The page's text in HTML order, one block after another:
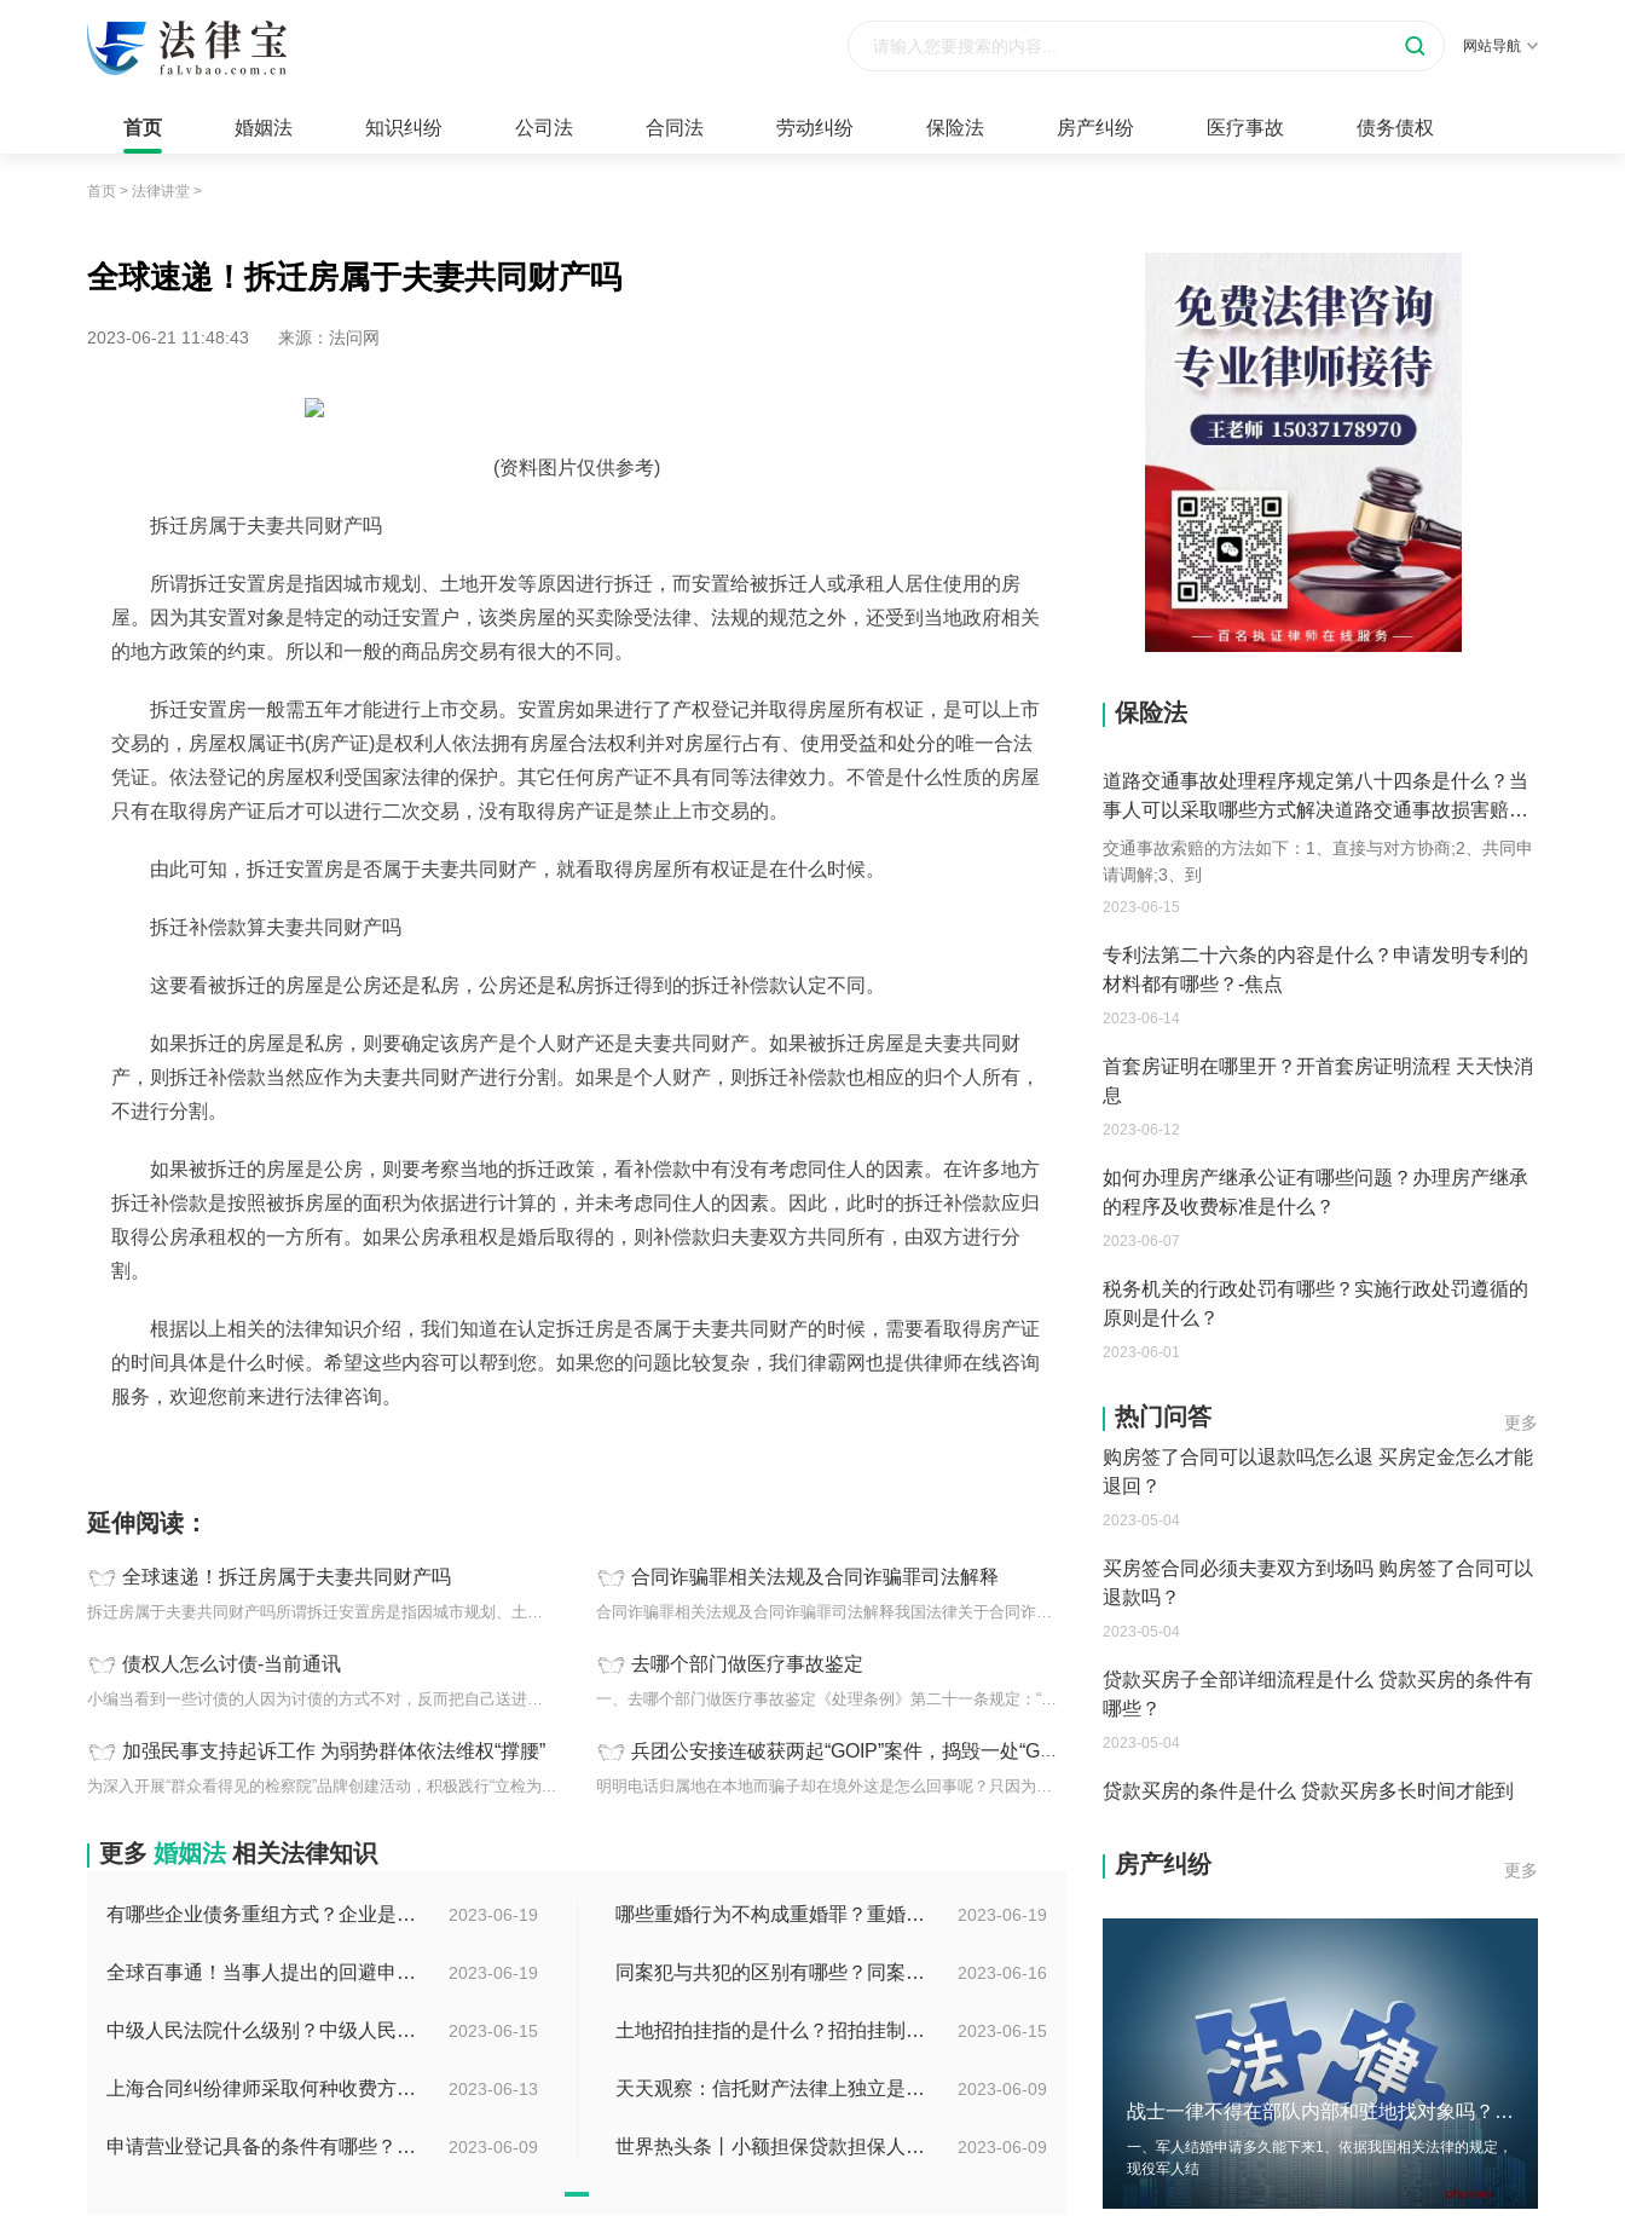
网站导航
首页 婚姻法 知识纠纷 公司法 合同法 劳动纠纷 保险法 房产纠纷 医疗事故 债务债权
首页 > 法律讲堂 >
全球速递！拆迁房属于夫妻共同财产吗
2023-06-21 11:48:43 来源：法问网
(资料图片仅供参考)
拆迁房属于夫妻共同财产吗
所谓拆迁安置房是指因城市规划、土地开发等原因进行拆迁，而安置给被拆迁人或承租人居住使用的房
屋。因为其安置对象是特定的动迁安置户，该类房屋的买卖除受法律、法规的规范之外，还受到当地政府相关
的地方政策的约束。所以和一般的商品房交易有很大的不同。
拆迁安置房一般需五年才能进行上市交易。安置房如果进行了产权登记并取得房屋所有权证，是可以上市
交易的，房屋权属证书(房产证)是权利人依法拥有房屋合法权利并对房屋行占有、使用受益和处分的唯一合法
凭证。依法登记的房屋权利受国家法律的保护。其它任何房产证不具有同等法律效力。不管是什么性质的房屋
只有在取得房产证后才可以进行二次交易，没有取得房产证是禁止上市交易的。
由此可知，拆迁安置房是否属于夫妻共同财产，就看取得房屋所有权证是在什么时候。
拆迁补偿款算夫妻共同财产吗
这要看被拆迁的房屋是公房还是私房，公房还是私房拆迁得到的拆迁补偿款认定不同。
如果拆迁的房屋是私房，则要确定该房产是个人财产还是夫妻共同财产。如果被拆迁房屋是夫妻共同财
产，则拆迁补偿款当然应作为夫妻共同财产进行分割。如果是个人财产，则拆迁补偿款也相应的归个人所有，
不进行分割。
如果被拆迁的房屋是公房，则要考察当地的拆迁政策，看补偿款中有没有考虑同住人的因素。在许多地方
拆迁补偿款是按照被拆房屋的面积为依据进行计算的，并未考虑同住人的因素。因此，此时的拆迁补偿款应归
取得公房承租权的一方所有。如果公房承租权是婚后取得的，则补偿款归夫妻双方共同所有，由双方进行分
割。
根据以上相关的法律知识介绍，我们知道在认定拆迁房是否属于夫妻共同财产的时候，需要看取得房产证
的时间具体是什么时候。希望这些内容可以帮到您。如果您的问题比较复杂，我们律霸网也提供律师在线咨询
服务，欢迎您前来进行法律咨询。
延伸阅读：
全球速递！拆迁房属于夫妻共同财产吗
拆迁房属于夫妻共同财产吗所谓拆迁安置房是指因城市规划、土地开发等原
合同诈骗罪相关法规及合同诈骗罪司法解释
合同诈骗罪相关法规及合同诈骗罪司法解释我国法律关于合同诈骗罪法规及
债权人怎么讨债-当前通讯
小编当看到一些讨债的人因为讨债的方式不对，反而把自己送进了监狱的新
去哪个部门做医疗事故鉴定
一、去哪个部门做医疗事故鉴定《处理条例》第二十一条规定：“设区...
加强民事支持起诉工作 为弱势群体依法维权“撑腰”
为深入开展“群众看得见的检察院”品牌创建活动，积极践行“立检为...
兵团公安接连破获两起“GOIP”案件，捣毁一处“GOIP”5人落网！
明明电话归属地在本地而骗子却在境外这是怎么回事呢？只因为存在这样一
更多 婚姻法 相关法律知识
2023-06-19
有哪些企业债务重组方式？企业是否可以债务重组？ 2023-06-19
哪些重婚行为不构成重婚罪？重婚罪是一种什么表现？
2023-06-19
全球百事通！当事人提出的回避申请多久之内有回复？如何收集交通事故中证据？ 2023-06-16
同案犯与共犯的区别有哪些？同案犯为什么需要另案处理？
2023-06-15
中级人民法院什么级别？中级人民法院管辖范围_焦点速讯 2023-06-15
土地招拍挂指的是什么？招拍挂制度是什么？
2023-06-13
上海合同纠纷律师采取何种收费方式？经济纠纷律师采取何种收费方式？ 2023-06-09
天天观察：信托财产法律上独立是如何理解的？财产权信托的优点有什么？
2023-06-09
申请营业登记具备的条件有哪些？注册公司需要准备哪些材料？ 2023-06-09
世界热头条丨小额担保贷款担保人有什么责任？保证合同应当有哪些内容？
保险法
道路交通事故处理程序规定第八十四条是什么？当
事人可以采取哪些方式解决道路交通事故损害赔偿
争议？
交通事故索赔的方法如下：1、直接与对方协商;2、共同申
请调解;3、到
2023-06-15
专利法第二十六条的内容是什么？申请发明专利的
材料都有哪些？-焦点
2023-06-14
首套房证明在哪里开？开首套房证明流程 天天快消
息
2023-06-12
如何办理房产继承公证有哪些问题？办理房产继承
的程序及收费标准是什么？
2023-06-07
税务机关的行政处罚有哪些？实施行政处罚遵循的
原则是什么？
2023-06-01
更多
热门问答
么才能退回方法有哪些？
购房签了合同可以退款吗怎么退 买房定金怎么才能
退回？
买房签合同必须夫妻双方到场吗 购房签了合同可以
退款吗？
贷款买房子全部详细流程是什么 贷款买房的条件有
哪些？
账？
2023-05-04
贷款买房的程序是什么 贷款买房的条件有哪些？
买房还不上贷款可以退房吗 贷款买房的程序是什
么？
更多
房产纠纷
战士一律不得在部队内部和驻地找对象吗？现役军人不能和哪些人结婚？ 全球快消息
一、军人结婚申请多久能下来1、依据我国相关法律的规定，
现役军人结